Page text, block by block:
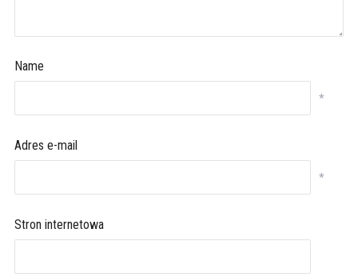
Name
*
Adres e-mail
*
Stron internetowa